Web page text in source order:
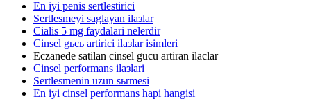
En iyi penis sertlestirici
Sertlesmeyi saglayan ilaзlar
Cialis 5 mg faydalari nelerdir
Cinsel gьcь artirici ilaзlar isimleri
Eczanede satilan cinsel gucu artiran ilaclar
Cinsel performans ilaзlari
Sertlesmenin uzun sьrmesi
En iyi cinsel performans hapi hangisi